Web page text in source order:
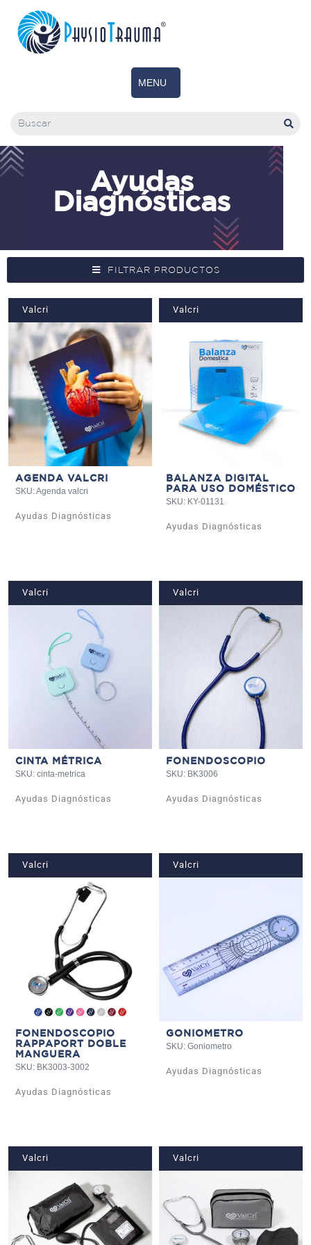
Ayudas
Diagnósticas
FILTRAR PRODUCTOS
Valcri
AGENDA VALCRI
SKU: Agenda valcri
Ayudas Diagnósticas
Valcri
BALANZA DIGITAL
PARA USO DOMÉSTICO
SKU: KY-01131
Ayudas Diagnósticas
Valcri
CINTA MÉTRICA
SKU: cinta-metrica
Ayudas Diagnósticas
Valcri
FONENDOSCOPIO
SKU: BK3006
Ayudas Diagnósticas
Valcri
FONENDOSCOPIO
RAPPAPORT DOBLE
MANGUERA
SKU: BK3003-3002
Ayudas Diagnósticas
Valcri
GONIOMETRO
SKU: Goniometro
Ayudas Diagnósticas
Valcri Valcri